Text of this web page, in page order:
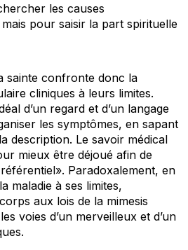
les causes
pour saisir la part spirituelle
sainte confronte donc la
cliniques à leurs limites.
d’un regard et d’un langage
les symptômes, en sapant
description. Le savoir médical
mieux être déjoué afin de
Paradoxalement, en
maladie à ses limites,
aux lois de la mimesis
voies d’un merveilleux et d’un